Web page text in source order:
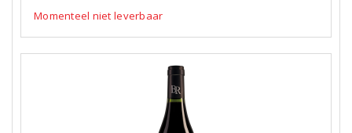
Momenteel niet leverbaar